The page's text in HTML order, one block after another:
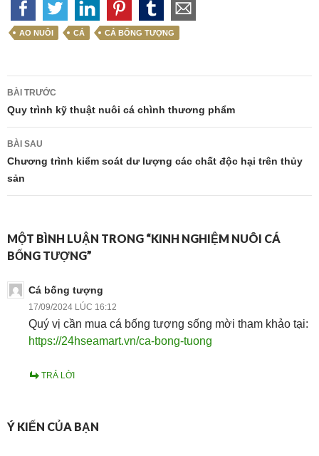
AO NUÔI CÁ CÁ BỐNG TƯỢNG
Điều
hướng
bài
viết
BÀI TRƯỚC
Quy trình kỹ thuật nuôi cá chình thương phẩm
BÀI SAU
Chương trình kiểm soát dư lượng các chất độc hại trên thủy
sản
MỘT BÌNH LUẬN TRONG “KINH NGHIỆM NUÔI CÁ
BỐNG TƯỢNG”
Cá bống tượng
17/09/2024 LÚC 16:12
Quý vị cần mua cá bống tượng sống mời tham khảo tại:
https://24hseamart.vn/ca-bong-tuong
TRẢ LỜI
Ý KIẾN CỦA BẠN